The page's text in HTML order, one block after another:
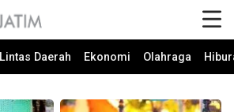
Lintas Daerah Ekonomi Olahraga